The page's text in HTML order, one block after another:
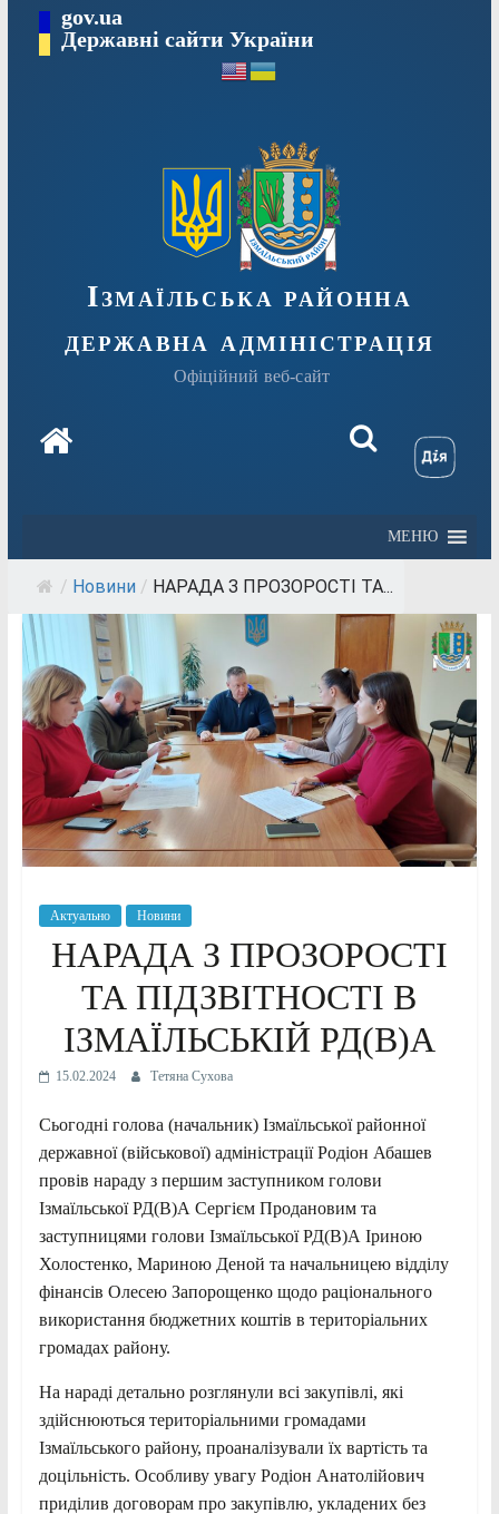
вмісту
gov.ua
Державні сайти України
Ізмаїльська районна
державна адміністрація
Офіційний веб-сайт
МЕНЮ
/ Новини / НАРАДА З ПРОЗОРОСТІ ТА...
Актуально Новини
НАРАДА З ПРОЗОРОСТІ
ТА ПІДЗВІТНОСТІ В
ІЗМАЇЛЬСЬКІЙ РД(В)А
15.02.2024 Тетяна Сухова
Сьогодні голова (начальник) Ізмаїльської районної
державної (військової) адміністрації Родіон Абашев
провів нараду з першим заступником голови
Ізмаїльської РД(В)А Сергієм Продановим та
заступницями голови Ізмаїльської РД(В)А Іриною
Холостенко, Мариною Деной та начальницею відділу
фінансів Олесею Запорощенко щодо раціонального
використання бюджетних коштів в територіальних
громадах району.
На нараді детально розглянули всі закупівлі, які
здійснюються територіальними громадами
Ізмаїльського району, проаналізували їх вартість та
доцільність. Особливу увагу Родіон Анатолійович
приділив договорам про закупівлю, укладених без